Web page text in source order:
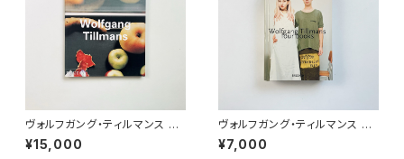
ヴォルフガング・ティルマンス W
olfgang Tillmans（Contem
porary artists）
¥15,000
ヴォルフガング・ティルマンス W
olfgang Tillmans | four bo
oks
¥7,000